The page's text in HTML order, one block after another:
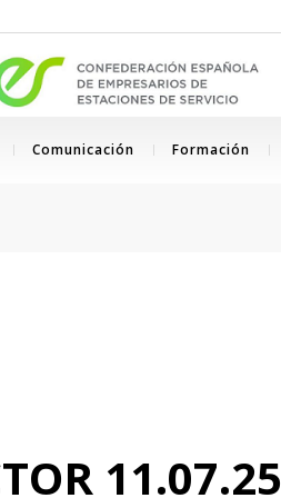
Comunicación Formación
11.07.25